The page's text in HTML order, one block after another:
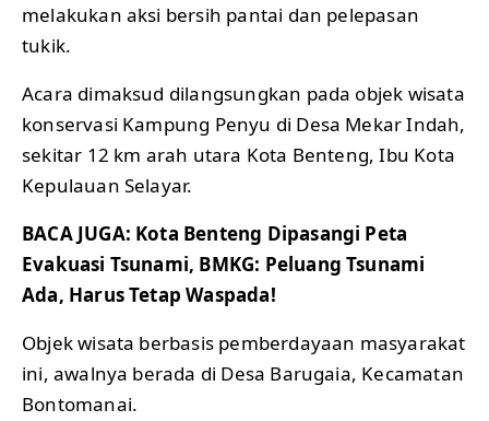
melakukan aksi bersih pantai dan pelepasan
tukik.
Acara dimaksud dilangsungkan pada objek wisata
konservasi Kampung Penyu di Desa Mekar Indah,
sekitar 12 km arah utara Kota Benteng, Ibu Kota
Kepulauan Selayar.
BACA JUGA: Kota Benteng Dipasangi Peta
Evakuasi Tsunami, BMKG: Peluang Tsunami
Ada, Harus Tetap Waspada!
Objek wisata berbasis pemberdayaan masyarakat
ini, awalnya berada di Desa Barugaia, Kecamatan
Bontomanai.